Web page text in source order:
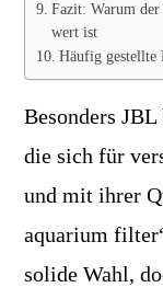
Fazit: Warum
wert ist
Häufig gestellte
Besonders JBL bietet eine Reihe von Filtern an,
die sich für
und mit ihrer
aquarium
solide Wahl,